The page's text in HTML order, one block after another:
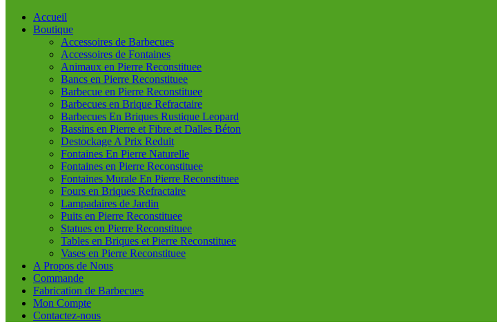
Accueil
Boutique
Accessoires de Barbecues
Accessoires de Fontaines
Animaux en Pierre Reconstituee
Bancs en Pierre Reconstituee
Barbecue en Pierre Reconstituee
Barbecues en Brique Refractaire
Barbecues En Briques Rustique Leopard
Bassins en Pierre et Fibre et Dalles Béton
Destockage A Prix Reduit
Fontaines En Pierre Naturelle
Fontaines en Pierre Reconstituee
Fontaines Murale En Pierre Reconstituee
Fours en Briques Refractaire
Lampadaires de Jardin
Puits en Pierre Reconstituee
Statues en Pierre Reconstituee
Tables en Briques et Pierre Reconstituee
Vases en Pierre Reconstituee
A Propos de Nous
Commande
Fabrication de Barbecues
Mon Compte
Contactez-nous